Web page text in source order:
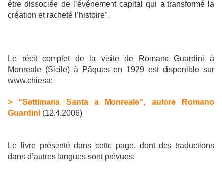
être dissociée de l’événement capital qui a transformé la
création et racheté l’histoire".
Le récit complet de la visite de Romano Guardini à
Monreale (Sicile) à Pâques en 1929 est disponible sur
www.chiesa:
> “Settimana Santa a Monreale”, autore Romano
Guardini (12.4.2006)
Le livre présenté dans cette page, dont des traductions
dans d’autres langues sont prévues: